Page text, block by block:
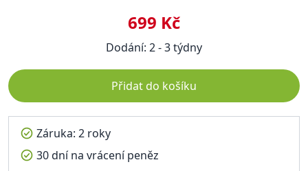
699 Kč
Dodání: 2 - 3 týdny
Přidat do košíku
Záruka: 2 roky
30 dní na vrácení peněz